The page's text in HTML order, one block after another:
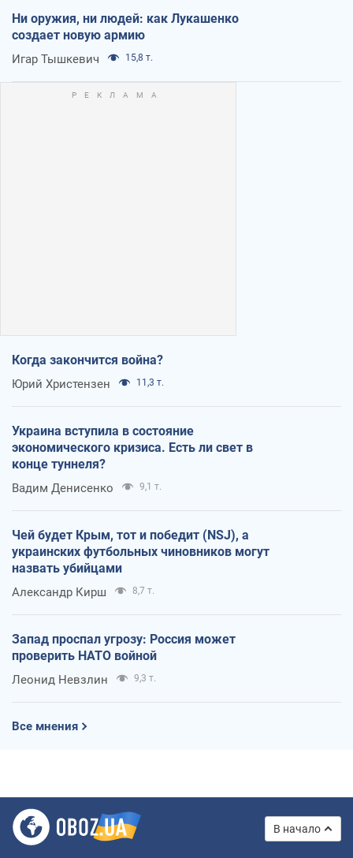
Ни оружия, ни людей: как Лукашенко
создает новую армию
Игар Тышкевич 15,8 т.
Когда закончится война?
Юрий Христензен 11,3 т.
Украина вступила в состояние
экономического кризиса. Есть ли свет в
конце туннеля?
Вадим Денисенко 9,1 т.
Чей будет Крым, тот и победит (NSJ), а
украинских футбольных чиновников могут
назвать убийцами
Александр Кирш 8,7 т.
Запад проспал угрозу: Россия может
проверить НАТО войной
Леонид Невзлин 9,3 т.
Все мнения
В начало